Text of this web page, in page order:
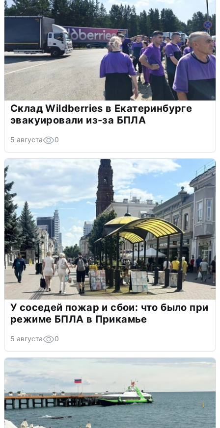
Склад Wildberries в Екатеринбурге
эвакуировали из-за БПЛА
5 августа 0
У соседей пожар и сбои: что было при
режиме БПЛА в Прикамье
5 августа 0